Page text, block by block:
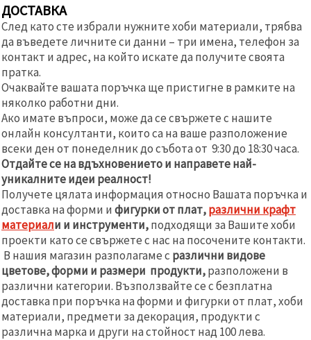
ДОСТАВКА
След като сте избрали нужните хоби материали, трябва
да въведете личните си данни – три имена, телефон за
контакт и адрес, на който искате да получите своята
пратка.
Очаквайте вашата поръчка ще пристигне в рамките на
няколко работни дни.
Ако имате въпроси, може да се свържете с нашите
онлайн консултанти, които са на ваше разположение
всеки ден от понеделник до събота от 9:30 до 18:30 часа.
Отдайтесе на вдъхновението и направете най-
уникалните идеи реалност!
Получете цялата информация относно Вашата поръчка и
доставка на форми и фигурки от плат,различни крафт
материали и инструменти,подходящи за Вашите хоби
проекти като се свържете с нас на посочените контакти.
В нашия магазин разполагаме с различни видове
цветове, форми и размери продукти,разположени в
различни категории. Възползвайте се с безплатна
доставка при поръчка на форми и фигурки от плат, хоби
материали, предмети за декорация, продукти с
различна марка и други на стойност над 100 лева.